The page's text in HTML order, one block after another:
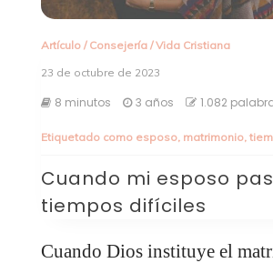
Artículo/ Consejería/Vida Cristiana
23 de octubre de 2023
8 minutos 3 años 1.082
Etiquetado como esposo, matrimonio,
Cuando mi esposo
tiempos difíciles
Cuando Dios instituye el